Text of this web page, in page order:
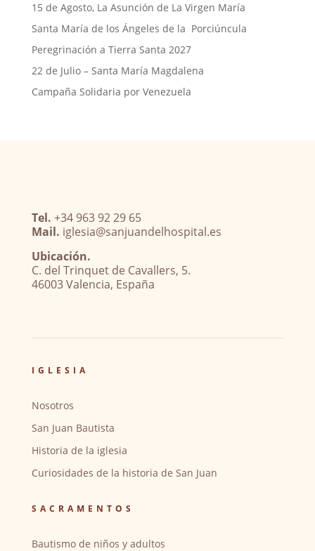
15 de Agosto, La Asunción de La Virgen María
Santa María de los Ángeles de la Porciúncula
Peregrinación a Tierra Santa 2027
22 de Julio – Santa María Magdalena
Campaña Solidaria por Venezuela
Tel. +34 963 92 29 65
Mail. iglesia@sanjuandelhospital.es
Ubicación.
C. del Trinquet de Cavallers, 5.
46003 Valencia, España
IGLESIA
Nosotros
San Juan Bautista
Historia de la iglesia
Curiosidades de la historia de San Juan
SACRAMENTOS
Bautismo de niños y adultos